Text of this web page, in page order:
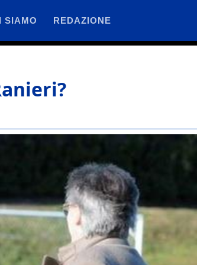
SIAMO REDAZIONE